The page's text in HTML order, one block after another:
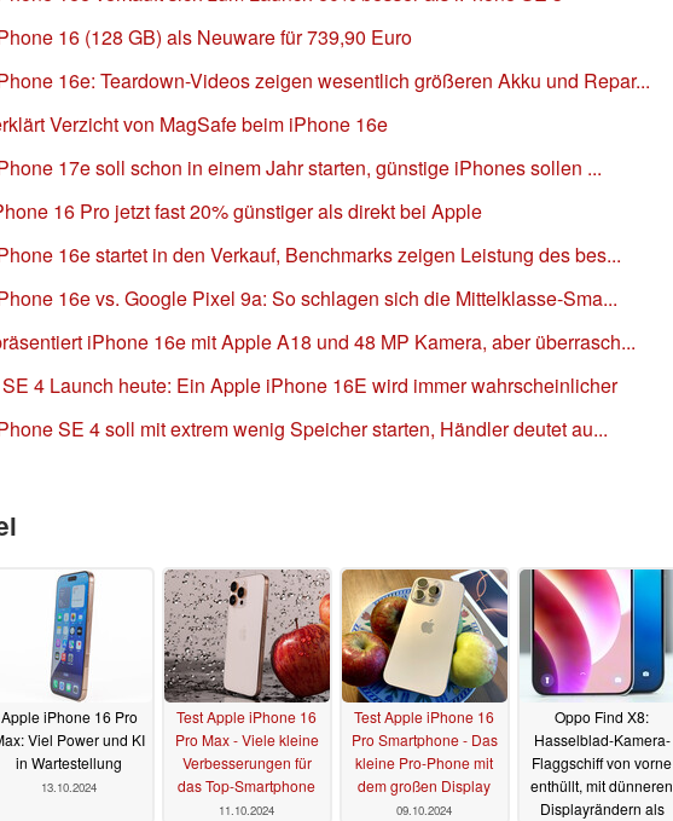
16 (128 GB) als Neuware für 739,90 Euro
16e: Teardown-Videos zeigen wesentlich größeren Akku und Repar...
Verzicht von MagSafe beim iPhone 16e
17e soll schon in einem Jahr starten, günstige iPhones sollen ...
16 Pro jetzt fast 20% günstiger als direkt bei Apple
16e startet in den Verkauf, Benchmarks zeigen Leistung des bes...
16e vs. Google Pixel 9a: So schlagen sich die Mittelklasse-Sma...
iPhone 16e mit Apple A18 und 48 MP Kamera, aber überrasch...
4 Launch heute: Ein Apple iPhone 16E wird immer wahrscheinlicher
SE 4 soll mit extrem wenig Speicher starten, Händler deutet au...
Apple iPhone 16 Pro
Viel Power und KI
in Wartestellung
13.10.2024
Test Apple iPhone 16
Pro Max - Viele kleine
Verbesserungen für
das Top-Smartphone
11.10.2024
Test Apple iPhone 16
Pro Smartphone - Das
kleine Pro-Phone mit
dem großen Display
09.10.2024
Oppo Find X8:
Hasselblad-Kamera-
Flaggschiff von vorne
enthüllt, mit dünneren
Displayrändern als